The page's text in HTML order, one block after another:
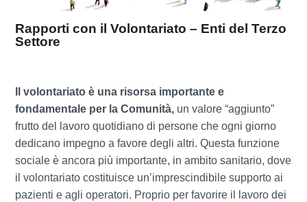
Rapporti con il Volontariato – Enti del Terzo
Settore
Il volontariato è una risorsa importante e
fondamentale per la Comunità, un valore “aggiunto”
frutto del lavoro quotidiano di persone che ogni giorno
dedicano impegno a favore degli altri. Questa funzione
sociale è ancora più importante, in ambito sanitario, dove
il volontariato costituisce un’imprescindibile supporto ai
pazienti e agli operatori. Proprio per favorire il lavoro dei